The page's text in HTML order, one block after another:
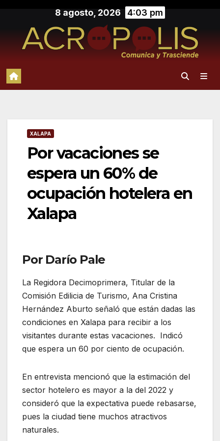
contenido
8 agosto, 2026 4:03 pm
XALAPA
Por vacaciones se
espera un 60% de
ocupación hotelera en
Xalapa
Por Darío Pale
La Regidora Decimoprimera, Titular de la
Comisión Edilicia de Turismo, Ana Cristina
Hernández Aburto señaló que están dadas las
condiciones en Xalapa para recibir a los
visitantes durante estas vacaciones. Indicó
que espera un 60 por ciento de ocupación.
En entrevista mencionó que la estimación del
sector hotelero es mayor a la del 2022 y
consideró que la expectativa puede rebasarse,
pues la ciudad tiene muchos atractivos
naturales.